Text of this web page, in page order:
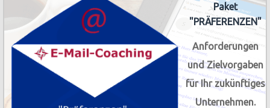
Paket
"PRÄFERENZEN"
Anforderungen
und Zielvorgaben
für Ihr zukünftiges
Unternehmen.